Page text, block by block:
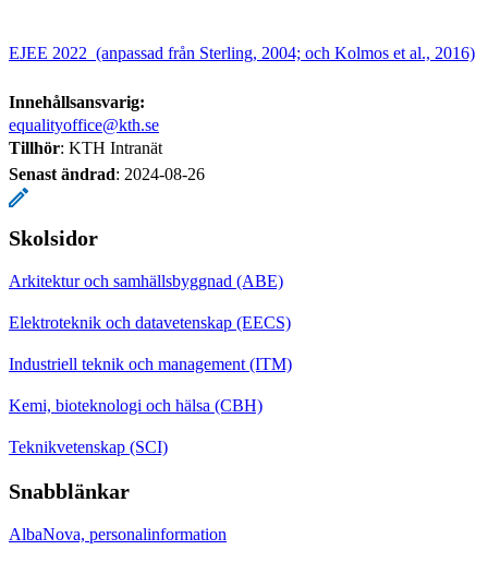
EJEE 2022 (anpassad från Sterling, 2004; och Kolmos et al., 2016)
Innehållsansvarig:
equalityoffice@kth.se
Tillhör: KTH Intranät
Senast ändrad: 2024-08-26
Skolsidor
Arkitektur och samhällsbyggnad (ABE)
Elektroteknik och datavetenskap (EECS)
Industriell teknik och management (ITM)
Kemi, bioteknologi och hälsa (CBH)
Teknikvetenskap (SCI)
Snabblänkar
AlbaNova, personalinformation